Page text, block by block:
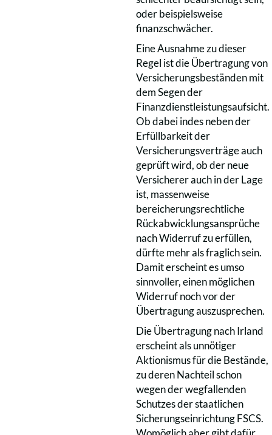
oder beispielsweise
finanzschwächer.
Eine Ausnahme zu dieser
Regel ist die Übertragung von
Versicherungsbeständen mit
dem Segen der
Finanzdienstleistungsaufsicht.
Ob dabei indes neben der
Erfüllbarkeit der
Versicherungsverträge auch
geprüft wird, ob der neue
Versicherer auch in der Lage
ist, massenweise
bereicherungsrechtliche
Rückabwicklungsansprüche
nach Widerruf zu erfüllen,
dürfte mehr als fraglich sein.
Damit erscheint es umso
sinnvoller, einen möglichen
Widerruf noch vor der
Übertragung auszusprechen.
Die Übertragung nach Irland
erscheint als unnötiger
Aktionismus für die Bestände,
zu deren Nachteil schon
wegen der wegfallenden
Schutzes der staatlichen
Sicherungseinrichtung FSCS.